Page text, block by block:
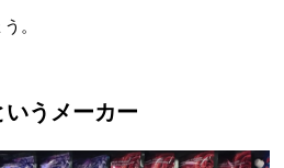
。
うメーカー